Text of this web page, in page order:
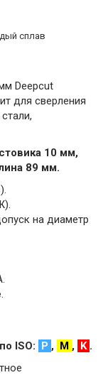
сплав
Deepcut
для сверления
10 мм,
89 мм.
на диаметр
.
ISO: P , M , K .